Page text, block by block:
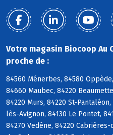
Votre magasin Biocoop Au
proche de :
84560 Ménerbes, 84580
84660 Maubec, 84220
84220 Murs, 84220 St-
lès-Avignon, 84130 Le Pontet,
84270 Vedène, 84220